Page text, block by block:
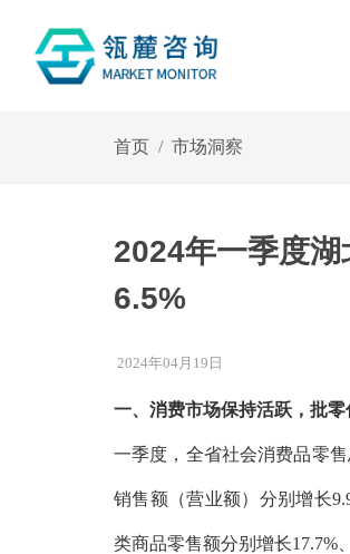
首页 市场洞察
2024年一季度
6.5%
2024年04月19日
一、消费市场保持活跃，批
一季度，全省社会消费品零
销售额（营业额）分别增长
类商品零售额分别增长17.7%